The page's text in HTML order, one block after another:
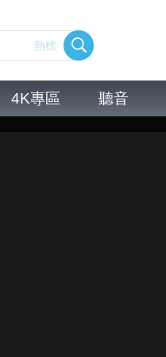
熱榜
4K專區 聽音